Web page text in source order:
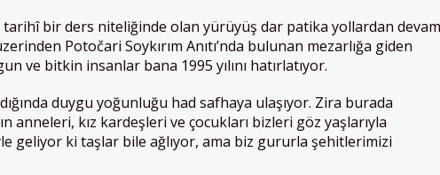
tarihî bir ders niteliğinde olan yürüyüş dar patika yollardan devam
Potočari Soykırım Anıtı’nda bulunan mezarlığa giden
ve bitkin insanlar bana 1995 yılını hatırlatıyor.
duygu yoğunluğu had safhaya ulaşıyor. Zira burada
anneleri, kız kardeşleri ve çocukları bizleri göz yaşlarıyla
geliyor ki taşlar bile ağlıyor, ama biz gururla şehitlerimizi